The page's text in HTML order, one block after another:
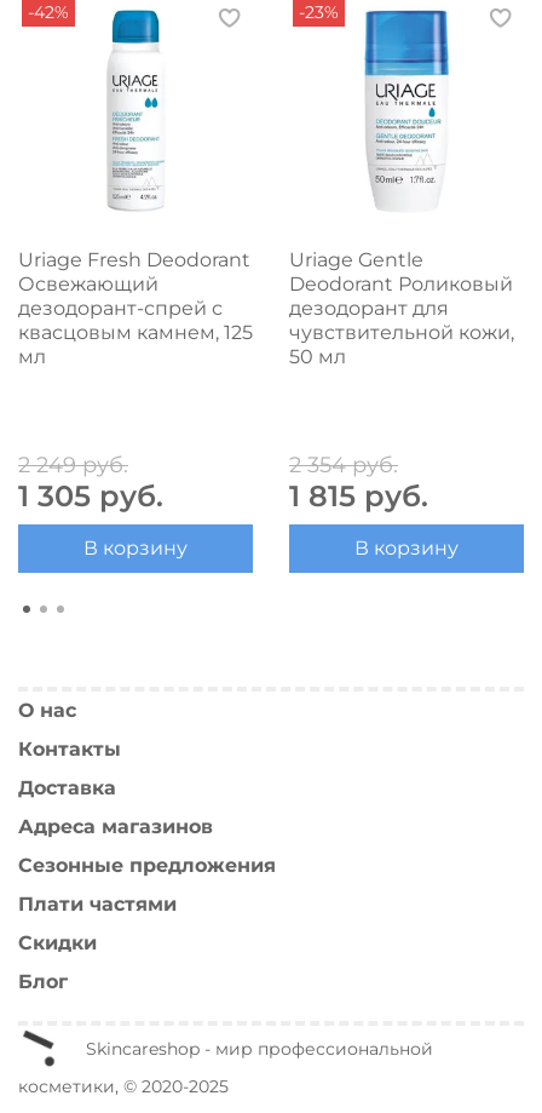
-42%
Uriage Fresh Deodorant
Освежающий
дезодорант-спрей с
квасцовым камнем, 125
мл
2 249 руб.
1 305 руб.
В корзину
-23%
Uriage Gentle
Deodorant Роликовый
дезодорант для
чувствительной кожи,
50 мл
2 354 руб.
1 815 руб.
В корзину
О нас
Контакты
Доставка
Адреса магазинов
Сезонные предложения
Плати частями
Скидки
Блог
Skincareshop - мир профессиональной
косметики, © 2020-2025